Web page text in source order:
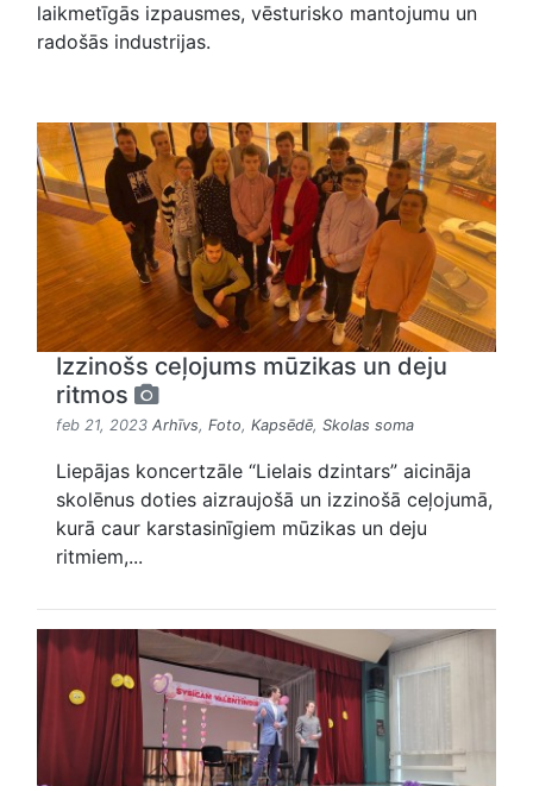
laikmetīgās izpausmes, vēsturisko mantojumu un
radošās industrijas.
Izzinošs ceļojums mūzikas un deju
ritmos
feb 21, 2023 Arhīvs, Foto, Kapsēdē, Skolas soma
Liepājas koncertzāle “Lielais dzintars” aicināja
skolēnus doties aizraujošā un izzinošā ceļojumā,
kurā caur karstasinīgiem mūzikas un deju
ritmiem,...